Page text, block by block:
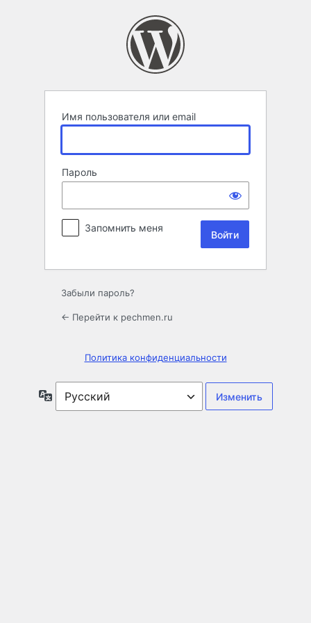
Имя пользователя или email
Пароль
Запомнить меня
Забыли пароль?
← Перейти к pechmen.ru
Политика конфиденциальности
Язык